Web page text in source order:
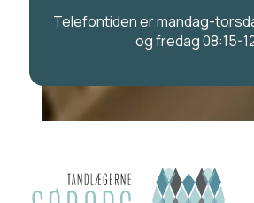
Telefontiden er mandag-
og fredag 08:15-